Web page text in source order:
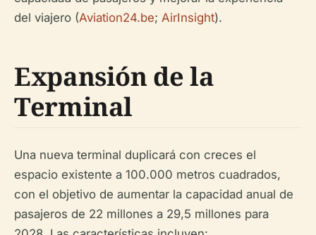
del viajero (Aviation24.be; AirInsight).
Expansión de la
Terminal
Una nueva terminal duplicará con creces el
espacio existente a 100.000 metros cuadrados,
con el objetivo de aumentar la capacidad anual de
pasajeros de 22 millones a 29,5 millones para